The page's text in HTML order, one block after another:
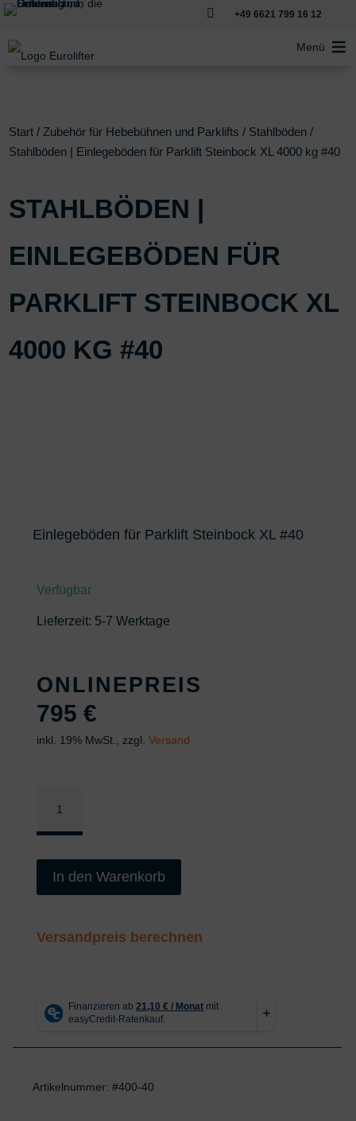
 +49 6621 799 16 12
Menü
Start / Zubehör für Hebebühnen und Parklifts / Stahlböden /
Stahlböden | Einlegeböden für Parklift Steinbock XL 4000 kg #40
STAHLBÖDEN |
EINLEGEBÖDEN FÜR
PARKLIFT STEINBOCK XL
4000 KG #40
Einlegeböden für Parklift Steinbock XL #40
Verfügbar
Lieferzeit: 5-7 Werktage
ONLINEPREIS
795€
inkl. 19% MwSt., zzgl.Versand
Einlegeböden
Parklift
Steinbock
4000
In den Warenkorb
Versandpreis berechnen
Artikelnummer:#400-40